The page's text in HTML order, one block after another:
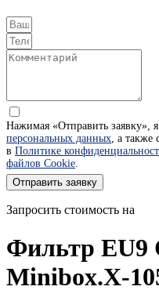
Нажимая «Отправить заявку»,
персональных данных , а
в Политике
файлов Cookie
Отправить заявку
Запросить стоимость на
Фильтр EU9
Minibox.X-